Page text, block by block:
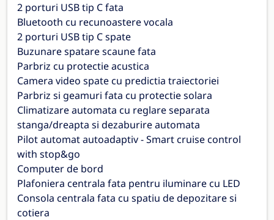
2 porturi USB tip C fata
Bluetooth cu recunoastere vocala
2 porturi USB tip C spate
Buzunare spatare scaune fata
Parbriz cu protectie acustica
Camera video spate cu predictia traiectoriei
Parbriz si geamuri fata cu protectie solara
Climatizare automata cu reglare separata
stanga/dreapta si dezaburire automata
Pilot automat autoadaptiv - Smart cruise control
with stop&go
Computer de bord
Plafoniera centrala fata pentru iluminare cu LED
Consola centrala fata cu spatiu de depozitare si
cotiera